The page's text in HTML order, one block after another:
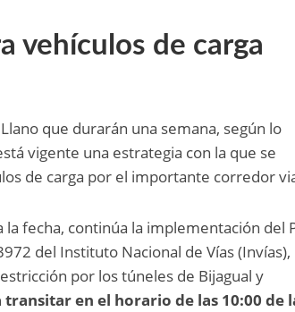
vehículos de carga
que durarán una semana, según lo
vigente una estrategia con la que se
de carga por el importante corredor
fecha, continúa la implementación del
del Instituto Nacional de Vías (Invías),
por los túneles de Bijagual y
en el horario de las 10:00 de